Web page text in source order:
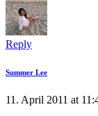
Reply
Summer Lee
11. April 2011 at